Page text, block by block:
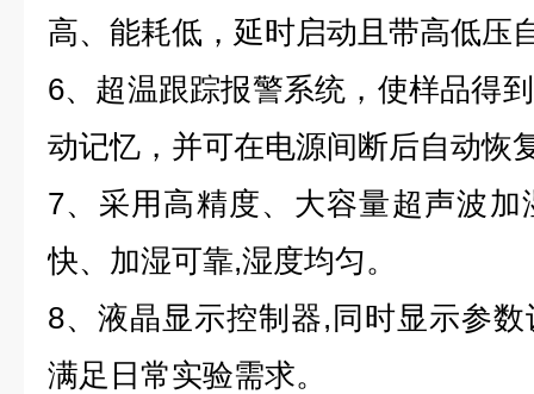
高、能耗低，延时启动且带高低压
6、超温跟踪报警系统，使样品得
动记忆，并可在电源间断后自动恢
7、采用高精度、大容量超声波
快、加湿可靠,湿度均匀。
8、液晶显示控制器,同时显示参
满足日常实验需求。